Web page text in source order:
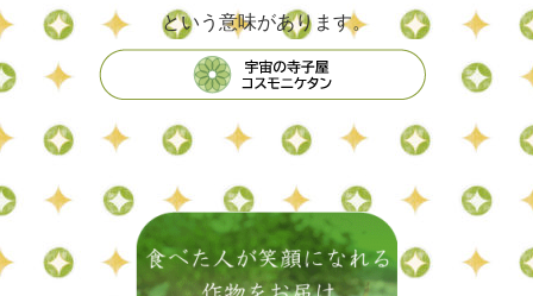
という意味があります。